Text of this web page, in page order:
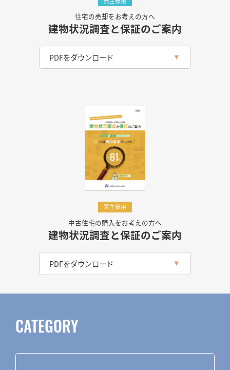
住宅の売却をお考えの方へ
建物状況調査と保証のご案内
PDFをダウンロード
買主様用
中古住宅の購入をお考えの方へ
建物状況調査と保証のご案内
PDFをダウンロード
CATEGORY